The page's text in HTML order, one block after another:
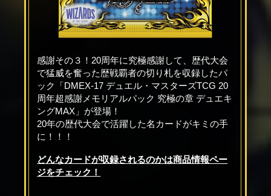
感謝その３！20周年に究極感謝して、歴代大会
で猛威を奮った歴戦覇者の切り札を収録したパ
ック「DMEX-17 デュエル・マスターズTCG 20
周年超感謝メモリアルパック 究極の章 デュエキ
ングMAX」が登場！
20年の歴代大会で活躍した名カードがキミの手
に！！！
どんなカードが収録されるのかは商品情報ペー
ジをチェック！